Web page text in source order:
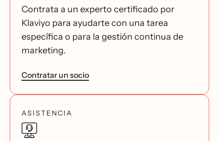
Contrata a un experto certificado por
Klaviyo para ayudarte con una tarea
específica o para la gestión continua de
marketing.
Contratar un socio
ASISTENCIA